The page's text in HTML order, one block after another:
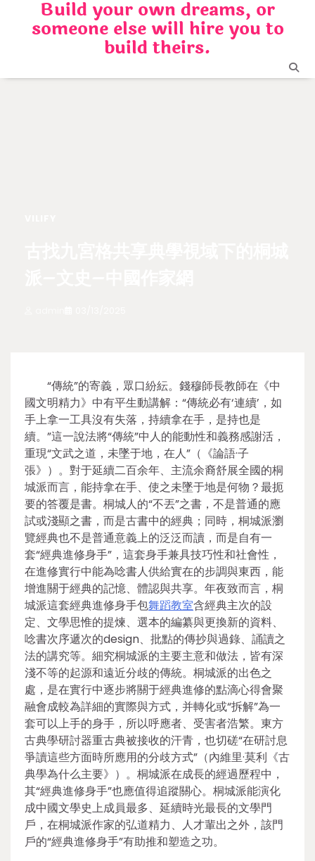
Build your own dreams, or
someone else will hire you to
build theirs.
“傳統”的寄義，眾口紛紜。錢穆師長教師在《中
國文明精力》中有平生動講解：“傳統必有‘連續’，如
手上拿一工具沒有失落，持續拿在手，是持也是
續。”這一說法將“傳統”中人的能動性和義務感謝活，
重現“文武之道，未墜于地，在人”（《論語·子
張》）。對于延續二百余年、主流余裔舒展全國的桐
城派而言，能持拿在手、使之未墜于地是何物？最扼
要的答覆是書。桐城人的“不丟”之書，不是普通的應
試或淺顯之書，而是古書中的經典；同時，桐城派瀏
覽經典也不是普通意義上的泛泛而讀，而是自有一
套“經典進修身手”，這套身手兼具技巧性和社會性，
在進修實行中能為唸書人供給實在的步調與東西，能
增進關于經典的記憶、體認與共享。年夜致而言，桐
城派這套經典進修身手包舞蹈教室含經典主次的設
定、文學思惟的提煉、選本的編纂與更換新的資料、
唸書次序遞次的design、批點的傳抄與過錄、誦讀之
法的講究等。細究桐城派的主要主意和做法，皆有深
淺不等的起源和遠近分歧的傳統。桐城派的出色之
處，是在實行中逐步將關于經典進修的點滴心得會聚
融會成較為詳細的實際與方式，并轉化或“拆解”為一
套可以上手的身手，所以呼應者、受害者浩繁。東方
古典學研討器重古典被接收的汗青，也切磋“在研討息
爭讀這些方面時所應用的分歧方式”（內維里·莫利《古
典學為什么主要》）。桐城派在成長的經過歷程中，
其“經典進修身手”也應值得追蹤關心。桐城派能演化
成中國文學史上成員最多、延續時光最長的文學門
戶，在桐城派作家的弘道精力、人才輩出之外，該門
戶的“經典進修身手”有助推和塑造之功。